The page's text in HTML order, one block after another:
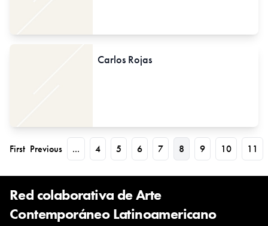
Carlos Rojas
First Previous ... 4 5 6 7 8 9 10 11
Red colaborativa de Arte
Contemporáneo Latinoamericano